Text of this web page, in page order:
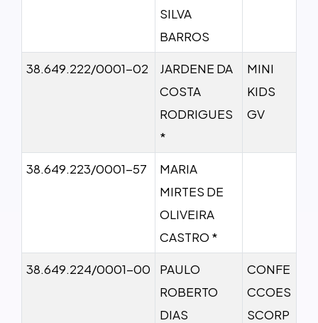
SILVA
BARROS
38.649.222/0001-02
JARDENE DA
COSTA
RODRIGUES
*
MINI
KIDS
GV
38.649.223/0001-57
MARIA
MIRTES DE
OLIVEIRA
CASTRO *
38.649.224/0001-00
PAULO
ROBERTO
DIAS
CONFE
CCOES
SCORP